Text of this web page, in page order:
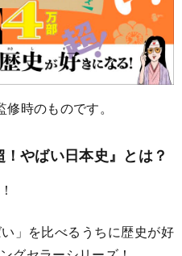
時のものです。
！やばい日本史』とは？
」を比べるうちに歴史が好